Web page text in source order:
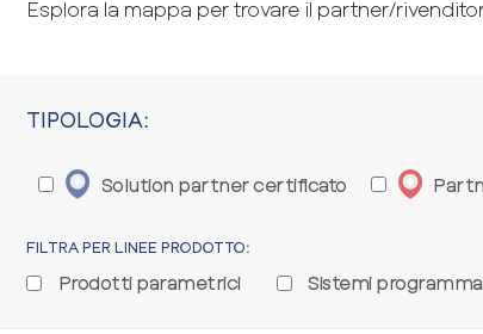
Esplora la mappa per trovare il partner/
TIPOLOGIA:
Solution partner certificato
FILTRA PER LINEE PRODOTTO:
Prodotti parametrici Sistemi